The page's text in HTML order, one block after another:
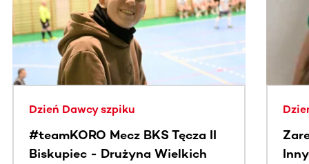
Dzień Dawcy szpiku
#teamKORO Mecz BKS Tęcza II
Biskupiec - Drużyna Wielkich